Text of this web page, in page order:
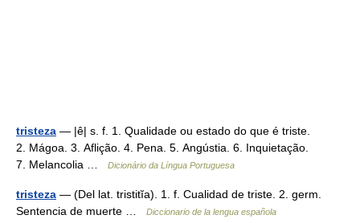
tristeza — |ê| s. f. 1. Qualidade ou estado do que é triste.
2. Mágoa. 3. Aflição. 4. Pena. 5. Angústia. 6. Inquietação.
7. Melancolia …
Dicionário da Língua Portuguesa
tristeza — (Del lat. tristitĭa). 1. f. Cualidad de triste. 2. germ.
Sentencia de muerte …
Diccionario de la lengua española